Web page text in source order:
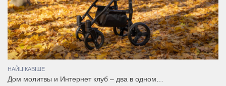
НАЙЦІКАВІШЕ
Дом молитвы и Интернет клуб – два в одном…